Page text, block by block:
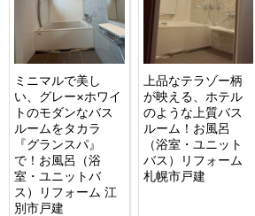
ミニマルで美し
い、グレー×ホワイ
トのモダンなバス
ルームをタカラ
『グランスパ』
で！お風呂（浴
室・ユニットバ
ス）リフォーム 江
別市戸建
上品なテラゾー柄
が映える、ホテル
のような上質バス
ルーム！お風呂
（浴室・ユニット
バス）リフォーム
札幌市戸建